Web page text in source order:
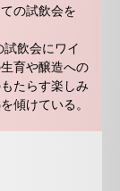
の試飲会を
飲会にワイ
育や醸造への
たらす楽しみ
傾けている。